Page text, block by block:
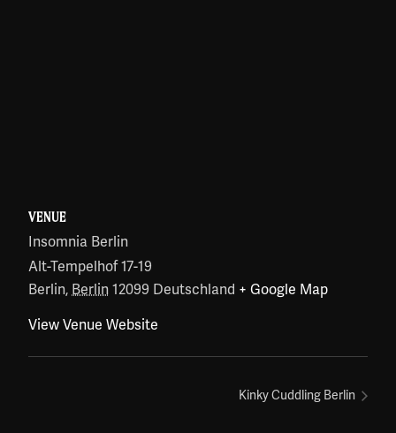
VENUE
Insomnia Berlin
Alt-Tempelhof 17-19
Berlin, Berlin 12099 Deutschland + Google Map
View Venue Website
Kinky Cuddling Berlin